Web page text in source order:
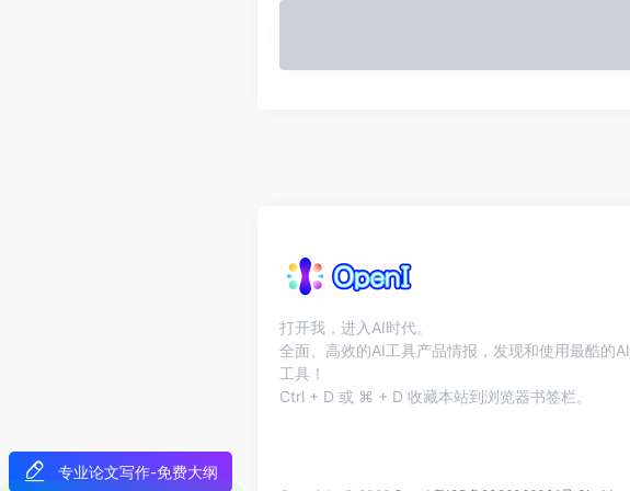
专业论文写作-免费大纲
打开我，进入AI时代。
全面、高效的AI工具产品情报，发现和使用最酷的AI
工具！
Ctrl + D 或 ⌘ + D 收藏本站到浏览器书签栏。